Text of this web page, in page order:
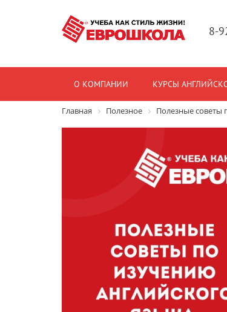
8-
О КОМПАНИИ КУРСЫ
Главная Полезное Полезные советы